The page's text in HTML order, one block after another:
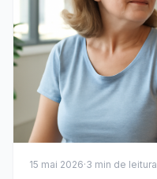
15 mai 2026·3 min de leitura